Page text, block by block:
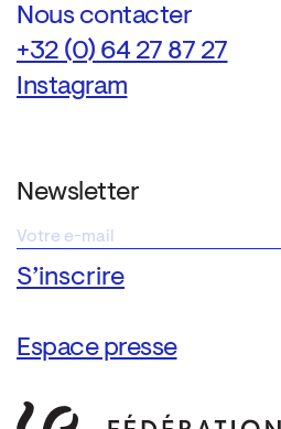
Nous contacter
+32 (0) 64 27 87 27
Instagram
Newsletter
Espace presse